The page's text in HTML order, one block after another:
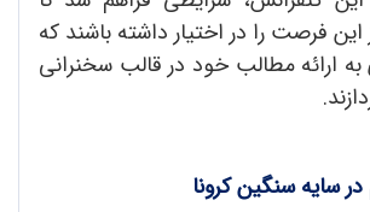
فرصت را در اختیار داشته باشند که
ارائه مطالب خود در قالب سخنرانی
سایه سنگین کرونا